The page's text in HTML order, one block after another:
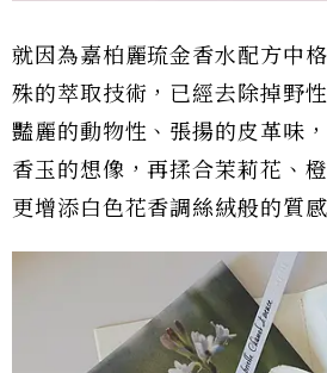
就因為嘉柏麗琉金香水配方中
殊的萃取技術，已經去除掉野
豔麗的動物性、張揚的皮革味
香玉的想像，再揉合茉莉花、
更增添白色花香調絲絨般的質感